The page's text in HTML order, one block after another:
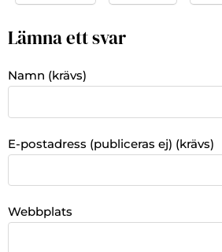
Lämna ett svar
Namn (krävs)
E-postadress (publiceras ej) (krävs)
Webbplats